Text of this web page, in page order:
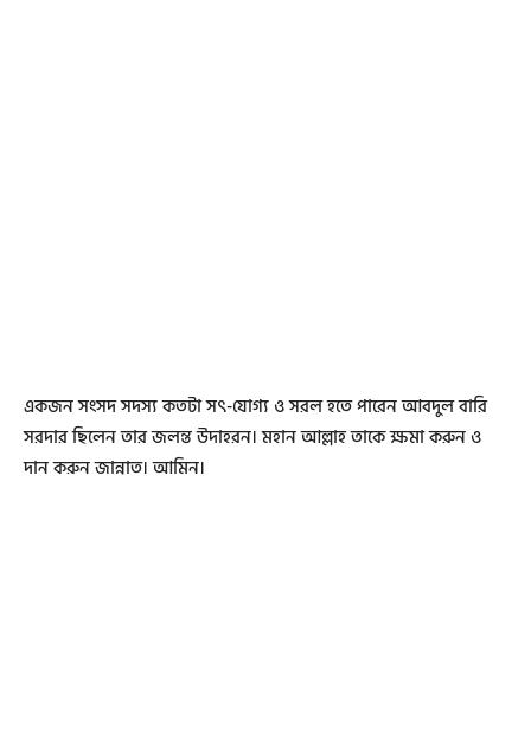
একজন সংসদ সদস্য কতটা সৎ-যোগ্য ও সরল হতে পারেন আবদুল বারি
সরদার ছিলেন তার জলন্ত উদাহরন। মহান আল্লাহ তাকে ক্ষমা করুন ও
দান করুন জান্নাত। আমিন।